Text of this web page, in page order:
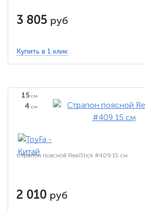
3 805 руб
Купить в 1 клик
15 см
4 см
Страпон поясной RealStick #409 15 см
2 010 руб